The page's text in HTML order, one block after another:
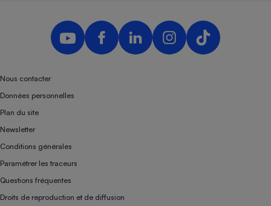
Nous contacter
Données personnelles
Plan du site
Newsletter
Conditions générales
Paramétrer les traceurs
Questions fréquentes
Droits de reproduction et de diffusion